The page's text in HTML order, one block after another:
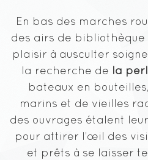
En bas des marches
des airs de bibliothèque
plaisir à ausculter
la recherche de la
bateaux en
marins et de vieilles
des ouvrages étalent
pour attirer l’œil des
et prêts à se laisser